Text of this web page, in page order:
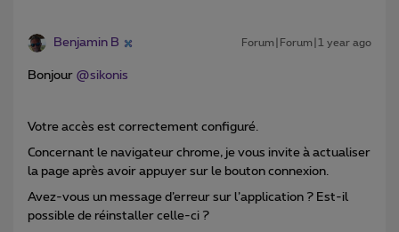
Benjamin B Forum|Forum|1 year ago
Bonjour @sikonis
Votre accès est correctement configuré.
Concernant le navigateur chrome, je vous invite à actualiser
la page après avoir appuyer sur le bouton connexion.
Avez-vous un message d’erreur sur l’application ? Est-il
possible de réinstaller celle-ci ?